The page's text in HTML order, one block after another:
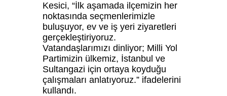
Kesici, “İlk aşamada ilçemizin her
noktasında seçmenlerimizle
buluşuyor, ev ve iş yeri ziyaretleri
gerçekleştiriyoruz.
Vatandaşlarımızı dinliyor; Milli Yol
Partimizin ülkemiz, İstanbul ve
Sultangazi için ortaya koyduğu
çalışmaları anlatıyoruz.” ifadelerini
kullandı.